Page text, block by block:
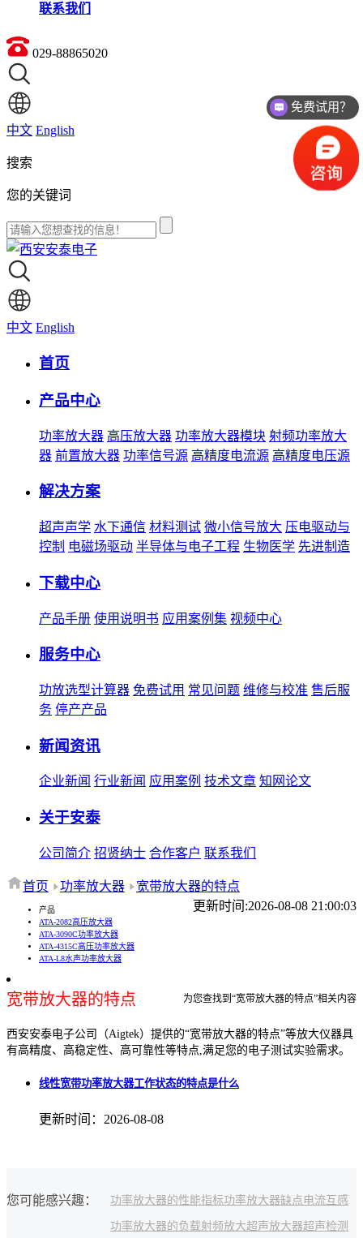
联系我们
029-88865020
中文 English
搜索
您的关键词
中文 English
首页
产品中心
功率放大器 高压放大器 功率放大器模块 射频功率放大
器 前置放大器 功率信号源 高精度电流源 高精度电压源
解决方案
超声声学 水下通信 材料测试 微小信号放大 压电驱动与
控制 电磁场驱动 半导体与电子工程 生物医学 先进制造
下载中心
产品手册 使用说明书 应用案例集 视频中心
服务中心
功放选型计算器 免费试用 常见问题 维修与校准 售后服
务 停产产品
新闻资讯
企业新闻 行业新闻 应用案例 技术文章 知网论文
关于安泰
公司简介 招贤纳士 合作客户 联系我们
首页 功率放大器
宽带放大器的特点
更新时间:2026-08-08 21:00:03
产品
ATA-2082高压放大器
ATA-3090C功率放大器
ATA-4315C高压功率放大器
ATA-L8水声功率放大器
宽带放大器的特点 为您查找到“宽带放大器的特点”相关内容
西安安泰电子公司（Aigtek）提供的“宽带放大器的特点”等放大仪器具
有高精度、高稳定性、高可靠性等特点,满足您的电子测试实验需求。
线性宽带功率放大器工作状态的特点是什么
更新时间：2026-08-08
您可能感兴趣： 功率放大器的性能指标功率放大器缺点 电流互感
功率放大器的负载射频放大超声放大器超声检测
免费试用？